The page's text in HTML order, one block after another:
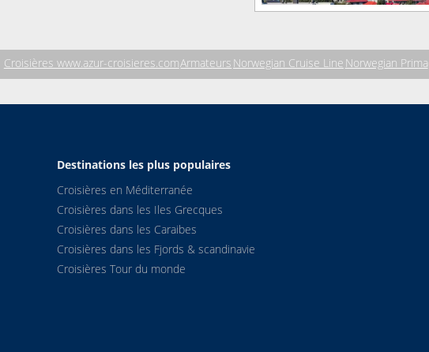
Croisières www.azur-croisieres.comArmateurs Norwegian Cruise Line Norwegian Prima
Destinations les plus populaires
Croisières en Méditerranée
Croisières dans les Iles Grecques
Croisières dans les Caraibes
Croisières dans les Fjords & scandinavie
Croisières Tour du monde